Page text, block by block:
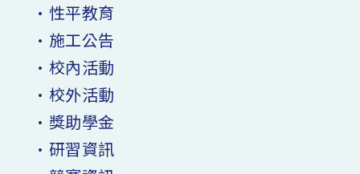
•性平教育
•施工公告
•校內活動
•校外活動
•獎助學金
•研習資訊